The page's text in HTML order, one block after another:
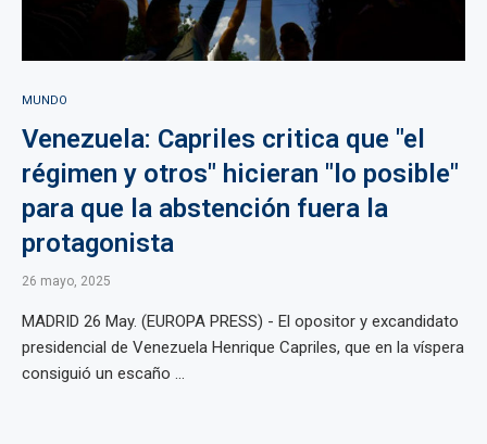
MUNDO
Venezuela: Capriles critica que "el
régimen y otros" hicieran "lo posible"
para que la abstención fuera la
protagonista
26 mayo, 2025
MADRID 26 May. (EUROPA PRESS) - El opositor y excandidato
presidencial de Venezuela Henrique Capriles, que en la víspera
consiguió un escaño ...